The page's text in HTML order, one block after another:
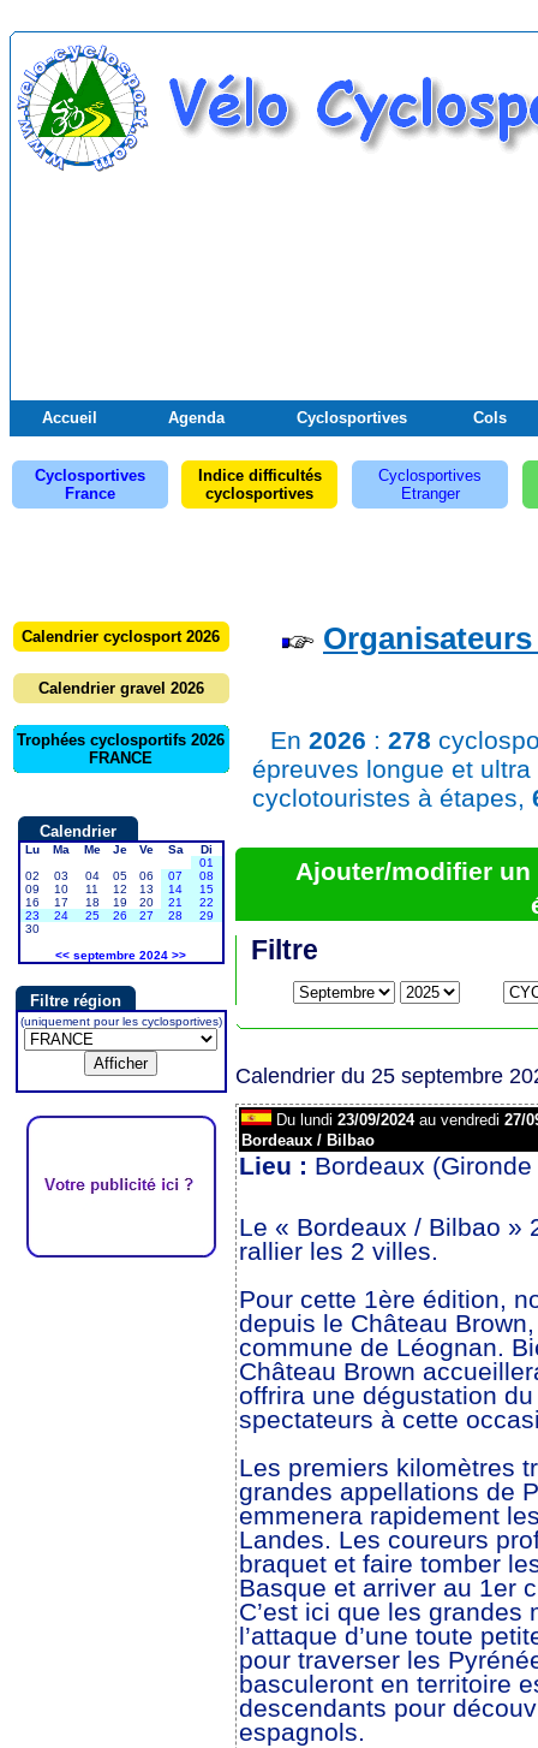
Accueil Agenda Cyclosportives Cols
Cyclosportives
France
Indice difficultés
cyclosportives
Cyclosportives
Etranger
Calendrier cyclosport 2026
Calendrier gravel 2026
Trophées cyclosportifs 2026
FRANCE
Calendrier
Lu Ma Me Je Ve Sa
Di
01
02
03 04 05 06 07
08
09
10 11 12 13 14
15
16
17 18 19 20 21
22
23
24 25 26 27 28
29
30
<< septembre 2024 >>
Filtre région
(uniquement pour les cyclosportives)
En 2026 : 278
épreuves longue et
cyclotouristes à étapes,
Ajouter/modifier un
Filtre
Calendrier du 25 septembre
Du lundi 23/09/2024au vendredi 27/
Bordeaux / Bilbao
Lieu : Bordeaux
Le « Bordeaux / Bilbao »
rallier les 2 villes.
Pour cette 1ère édition,
depuis le Château
commune de Léognan.
Château Brown
offrira une dégustation
spectateurs à cette
Les premiers kilomètres
grandes appellations de
emmenera rapidement
Landes. Les coureurs
braquet et faire tomber
Basque et arriver au 1er
C’est ici que les
l’attaque d’une toute
pour traverser les
basculeront en territoire
descendants pour
espagnols.